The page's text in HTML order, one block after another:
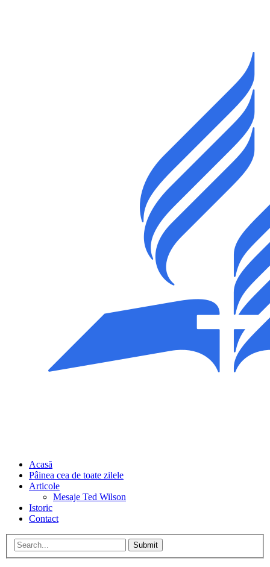
Acasă
Pâinea cea de toate zilele
Articole
Mesaje Ted Wilson
Istoric
Contact
Submit